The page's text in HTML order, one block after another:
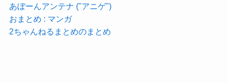
あぼーんアンテナ ("アニゲ")
おまとめ : マンガ
2ちゃんねるまとめのまとめ